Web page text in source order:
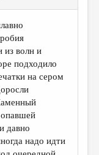
из волн и
подходило
на сером
давно
надо идти